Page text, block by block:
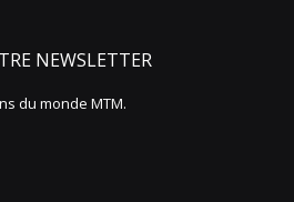
NEWSLETTER
du monde MTM.